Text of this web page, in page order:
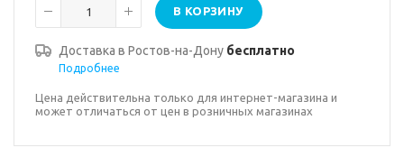
В КОРЗИНУ
Доставка в Ростов-на-Дону бесплатно
Подробнее
Цена действительна только для интернет-магазина и
может отличаться от цен в розничных магазинах